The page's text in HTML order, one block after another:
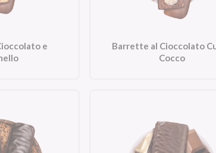
e
Barrette al Cioccolato
Cocco